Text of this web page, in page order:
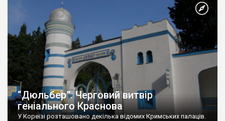
“Дюльбер”. Черговий витвір
геніального Краснова
У Кореїзі розташовано декілька відомих Кримських палаців.